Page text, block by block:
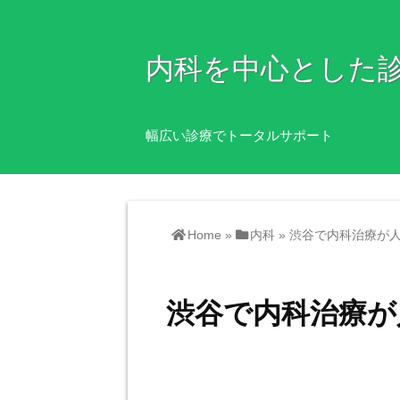
内科を中心とした
幅広い診療でトータルサポート
Home » 内科 » 渋谷で内科治療が
渋谷で内科治療